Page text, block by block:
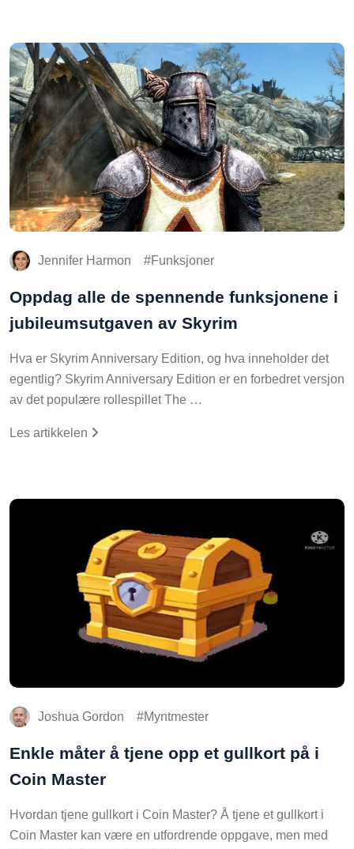
Jennifer Harmon Funksjoner
Oppdag alle de spennende funksjonene i
jubileumsutgaven av Skyrim
Hva er Skyrim Anniversary Edition, og hva inneholder det
egentlig? Skyrim Anniversary Edition er en forbedret versjon
av det populære rollespillet The …
Les artikkelen
Joshua Gordon Myntmester
Enkle måter å tjene opp et gullkort på i
Coin Master
Hvordan tjene gullkort i Coin Master? Å tjene et gullkort i
Coin Master kan være en utfordrende oppgave, men med